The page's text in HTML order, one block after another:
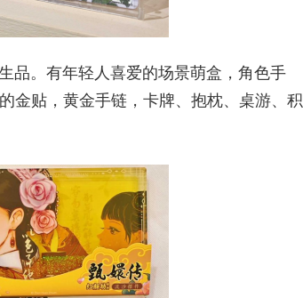
品。有年轻人喜爱的场景萌盒，角色手
金贴，黄金手链，卡牌、抱枕、桌游、积